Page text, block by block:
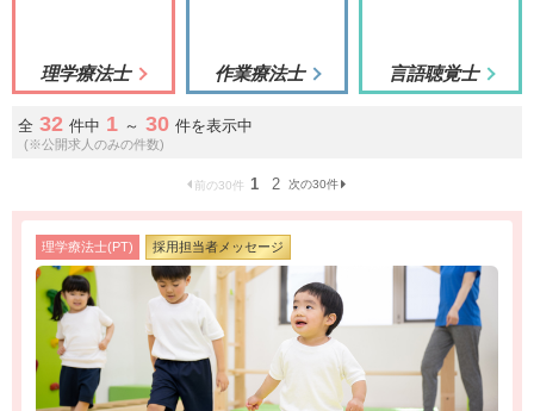
理学療法士 作業療法士 言語聴覚士
全 32 件中 1 ～ 30 件を表示中
(※公開求人のみの件数)
前の30件 1 2 次の30件
理学療法士(PT) 採用担当者メッセージ